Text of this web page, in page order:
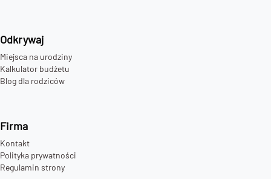
Odkrywaj
Miejsca na urodziny
Kalkulator budżetu
Blog dla rodziców
Firma
Kontakt
Polityka prywatności
Regulamin strony